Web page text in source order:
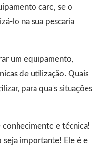
caro, se o
lo na sua pescaria
um equipamento,
de utilização. Quais
para quais situações
e técnica!
seja importante! Ele é e